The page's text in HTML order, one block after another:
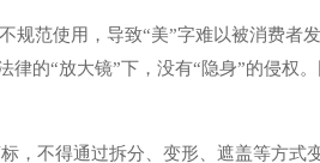
范使用，导致“美”字难以被消费者
的“放大镜”下，没有“隐身”的侵权
，不得通过拆分、变形、遮盖等方式